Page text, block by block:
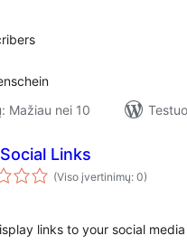
Mažiau nei 10
Links
(Viso įvertinimų: 0)
links to your social